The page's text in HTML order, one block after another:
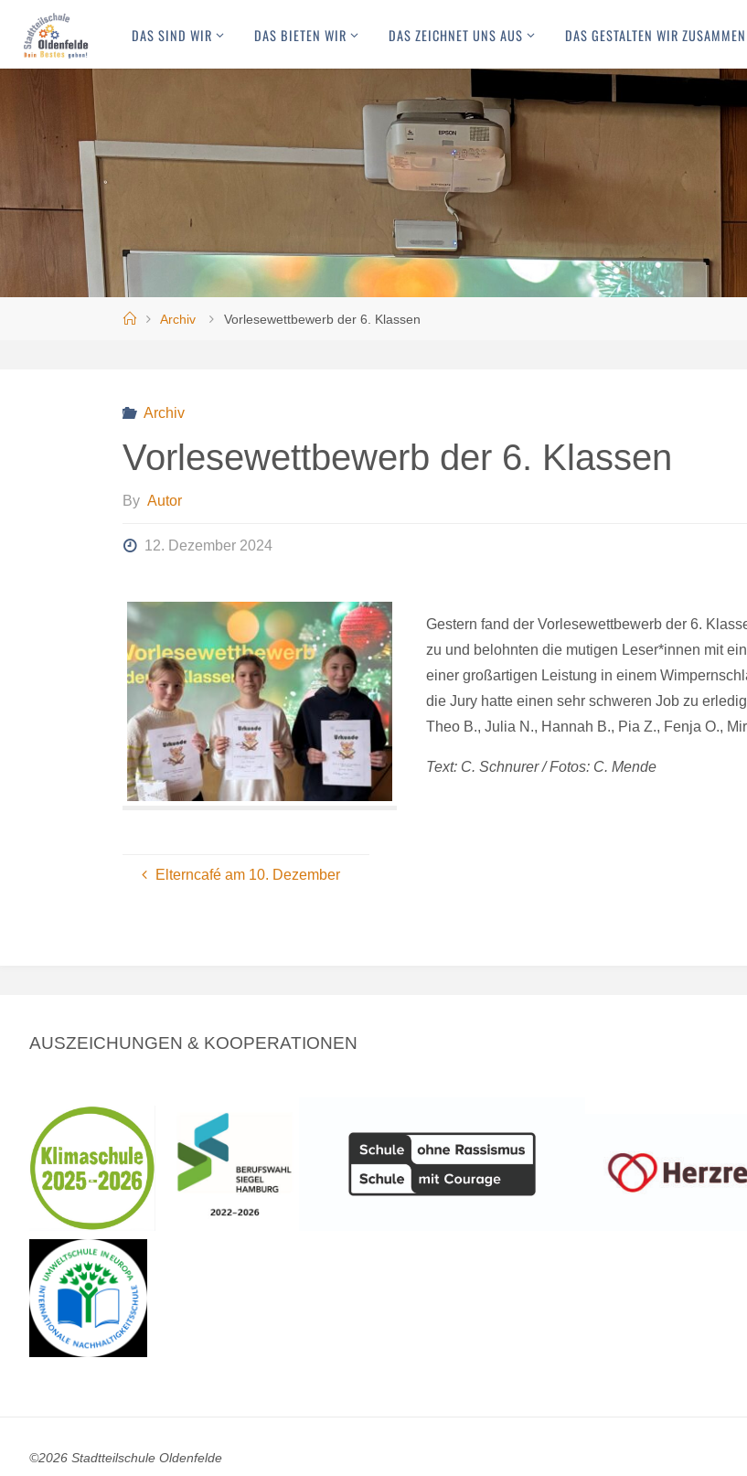
content
DAS SIND WIR DAS BIETEN WIR DAS ZEICHNET UNS AUS DAS GESTALTEN WIR ZUSAMMEN
HomeArchiv Vorlesewettbewerb der 6. Klassen
Archiv
Vorlesewettbewerb der 6. Klassen
By Autor
12. Dezember 2024
Gestern fand der Vorlesewettbewerb der 6.
zu und belohnten die mutigen Leser*innen mit
einer großartigen Leistung in einem
die Jury hatte einen sehr schweren Job zu
Theo B., Julia N., Hannah B., Pia Z., Fenja O.,
Text: C. Schnurer / Fotos: C. Mende
Elterncafé am 10. Dezember
AUSZEICHUNGEN & KOOPERATIONEN
©2026 Stadtteilschule Oldenfelde